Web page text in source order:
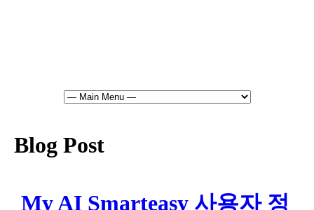
Blog Post
My AI Smarteasy 사용자 정